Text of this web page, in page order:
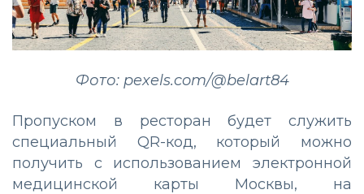
Фото: pexels.com/@belart84
Пропуском в ресторан будет служить
специальный QR-код, который можно
получить с использованием электронной
медицинской карты Москвы, на